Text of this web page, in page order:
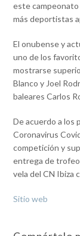
este campeonato
más deportistas
El onubense y
uno de los
mostrarse
Blanco y Joel
baleares Carlos
De acuerdo a los
Coronavirus
competición y
entrega de
vela del CN Ibiza
Sitio web